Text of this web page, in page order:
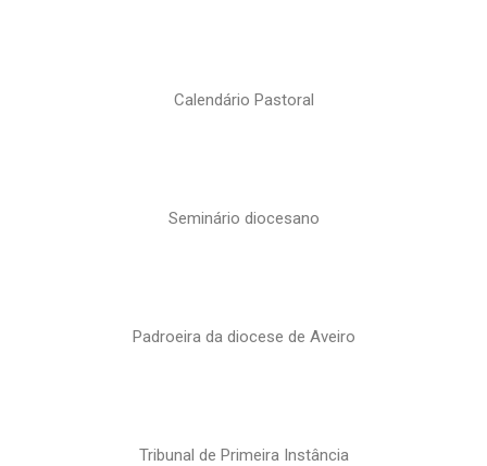
Calendário Pastoral
Seminário diocesano
Padroeira da diocese de Aveiro
Tribunal de Primeira Instância